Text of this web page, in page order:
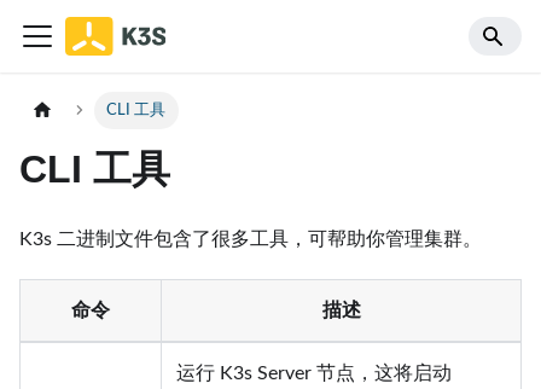
CLI 工具
CLI 工具
K3s 二进制文件包含了很多工具，可帮助你管理集群。
命令 描述
运行 K3s Server 节点，这将启动